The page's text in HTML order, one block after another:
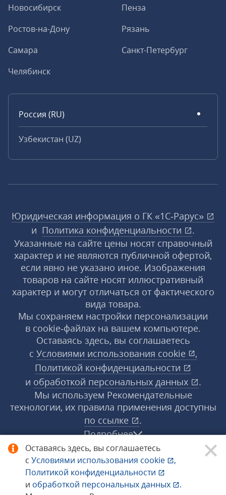
Оставаясь здесь, вы соглашаетесь
с Условиями использования cookie
,
Политикой конфиденциальности
и обработкой персональных данных
.
Новосибирск
Пенза
Ростов-на-Дону
Рязань
Самара
Санкт-Петербург
Челябинск
Россия (RU)
Узбекистан (UZ)
Юридическая информация о ГК «1С‑Рарус»
и Политика конфиденциальности
.
Указанные на сайте цены носят справочный
характер и не являются публичной офертой,
если явно не указано иное. Изображения
товаров на сайте носят иллюстративный
характер и могут отличаться от фактического
вида товара.
Мы сохраняем настройки персонализации
в cookie‑файлах на вашем компьютере.
Оставаясь здесь, вы соглашаетесь
с Условиями использования cookie
,
Политикой конфиденциальности
и обработкой персональных данных
.
Мы используем Рекомендательные
технологии, их правила применения доступны
по ссылке
.
Подробнее
© 1998−2026 «1С‑Рарус» ®. Все права
защищены.